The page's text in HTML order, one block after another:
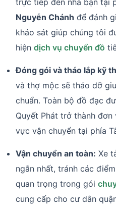
trực tiếp đến nhà bạn tại
Nguyễn Chánh để đánh
khảo sát giúp chúng tôi
hiệndịch vụ chuyển đồ
Đóng gói và tháo lắp kỹ
và thợ mộc sẽ tháo dỡ
chuẩn. Toàn bộ đồ đạc
Quyết Phát trở thành
vực vận chuyển tại phía
Vận chuyển an toàn: Xe
ngắn nhất, tránh các
quan trọng trong gói
cung cấp cho cư dân